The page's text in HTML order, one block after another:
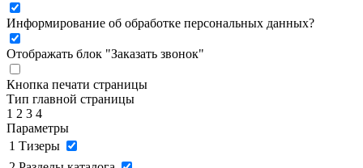
Информирование об обработке персональных данных?
Отображать блок "Заказать звонок"
Кнопка печати страницы
Тип главной страницы
1 2 3 4
Параметры
1 Тизеры